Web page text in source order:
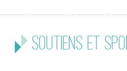
Soutiens et